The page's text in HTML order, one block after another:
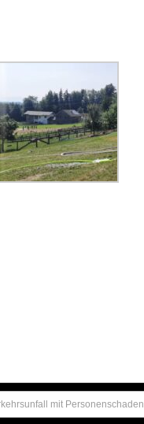
mit Personenschaden